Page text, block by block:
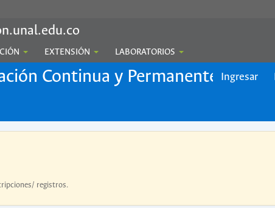
EXTENSIÓN LABORATORIOS
Continua y Permanente Ingresar
registros.